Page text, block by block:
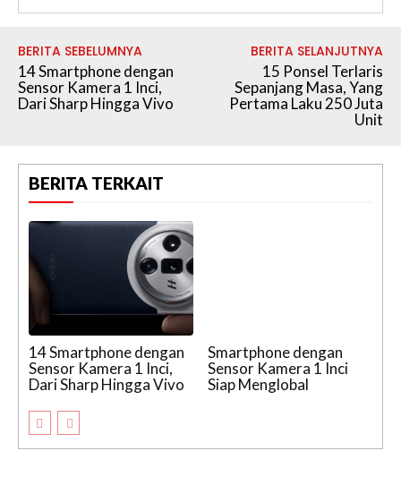
BERITA SEBELUMNYA
14 Smartphone dengan
Sensor Kamera 1 Inci,
Dari Sharp Hingga Vivo
BERITA SELANJUTNYA
15 Ponsel Terlaris
Sepanjang Masa, Yang
Pertama Laku 250 Juta
Unit
BERITA TERKAIT
14 Smartphone dengan
Sensor Kamera 1 Inci,
Dari Sharp Hingga Vivo
Smartphone dengan
Sensor Kamera 1 Inci
Siap Menglobal